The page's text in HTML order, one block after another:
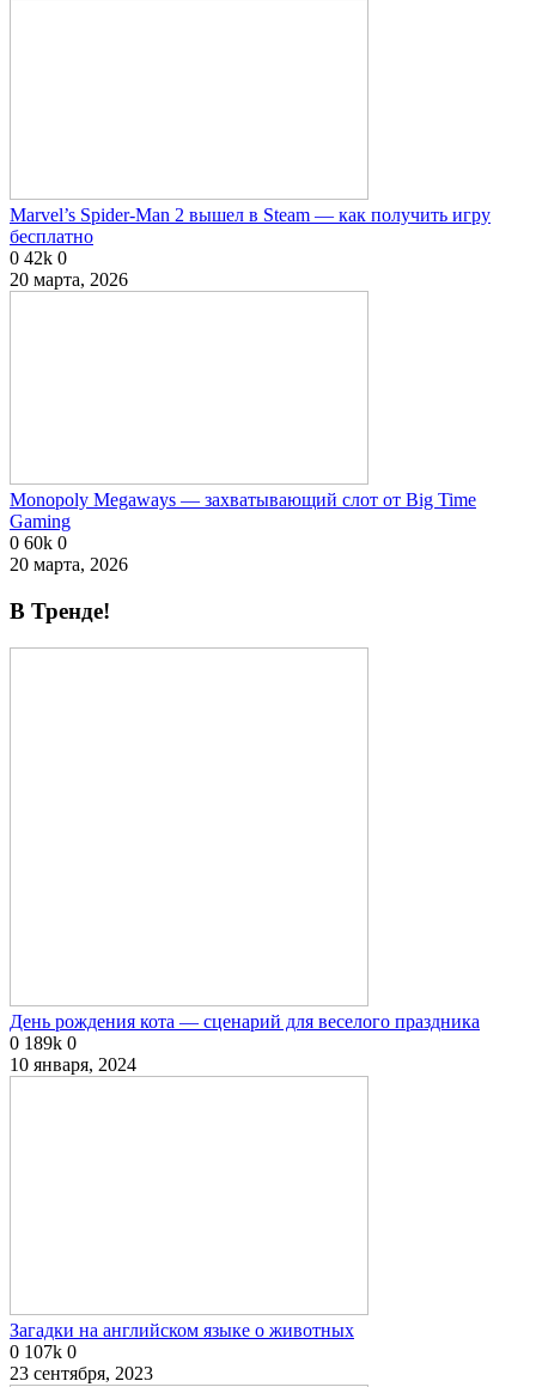
Marvel’s Spider-Man 2 вышел в Steam — как получить игру
бесплатно
0 42k 0
20 марта, 2026
Monopoly Megaways — захватывающий слот от Big Time
Gaming
0 60k 0
20 марта, 2026
В Тренде!
День рождения кота — сценарий для веселого праздника
0 189k 0
10 января, 2024
Загадки на английском языке о животных
0 107k 0
23 сентября, 2023